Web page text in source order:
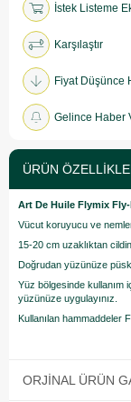
İstek Listeme
Karşılaştır
Fiyat Düşünce
Gelince Haber
ÜRÜN
Art De Huile Flymix
Vücut koruyucu ve
15-20 cm uzaklıktan
Doğrudan yüzünüze
Yüz bölgesinde kullanım
yüzünüze uygulayınız.
Kullanılan hammaddeler
ORJINAL ÜRÜN